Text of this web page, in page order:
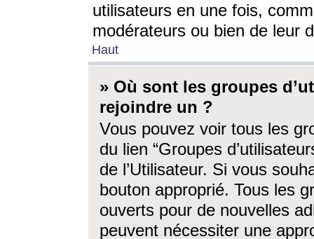
utilisateurs en une fois,
modérateurs ou bien de leur
Haut
» Où sont les groupes
rejoindre un ?
Vous pouvez voir tous les
du lien “Groupes
de l’Utilisateur. Si vous
bouton approprié. Tous les
ouverts pour de nouvelles
peuvent nécessiter une